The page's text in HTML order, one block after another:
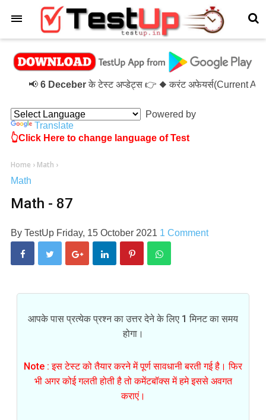
6 Deceberके टेस्ट अप्डेट्स 👉 ◆ करंट अफेयर्स(Current
Powered by
Translate
👆Click Here to change language of Test
Home › Math ›
Math
Math - 87
By TestUp Friday, 15 October 2021 1 Comment
आपके पास प्रत्येक प्रश्न का उत्तर देने के लिए 1 मिनट का समय
होगा।
Note : इस टेस्ट को तैयार करने में पूर्ण सावधानी बरती गई है। फिर
भी अगर कोई गलती होती है तो कमेंटबॉक्स में हमे इससे अवगत
कराएं।